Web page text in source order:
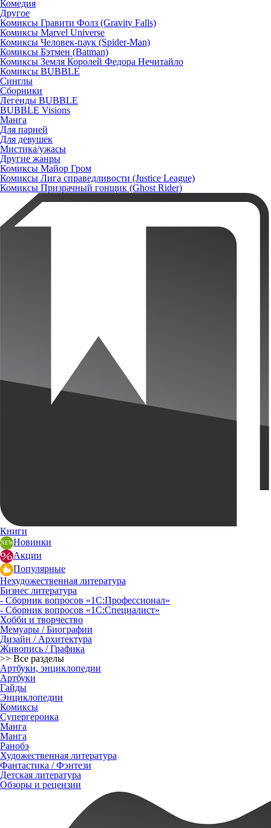
Комедия
Другое
Комиксы Гравити Фолз (Gravity Falls)
Комиксы Marvel Universe
Комиксы Человек-паук (Spider-Man)
Комиксы Бэтмен (Batman)
Комиксы Земля Королей Федора Нечитайло
Комиксы BUBBLE
Синглы
Сборники
Легенды BUBBLE
BUBBLE Visions
Манга
Для парней
Для девушек
Мистика/ужасы
Другие жанры
Комиксы Майор Гром
Комиксы Лига справедливости (Justice League)
Комиксы Призрачный гонщик (Ghost Rider)
Книги
Новинки
Акции
Популярные
Нехудожественная литература
Бизнес литература
- Сборник вопросов «1С:Профессионал»
- Сборник вопросов «1С:Специалист»
Хобби и творчество
Мемуары / Биографии
Дизайн / Архитектура
Живопись / Графика
>> Все разделы
Артбуки, энциклопедии
Артбуки
Гайды
Энциклопедии
Комиксы
Супергероика
Манга
Манга
Ранобэ
Художественная литература
Фантастика / Фэнтези
Детская литература
Обзоры и рецензии